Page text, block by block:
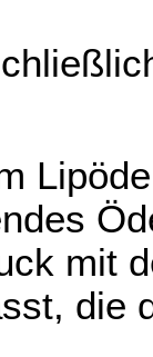
mit
die